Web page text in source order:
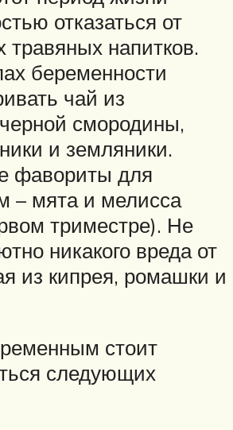
отказаться от
травяных напитков.
беременности
чай из
смородины,
и земляники.
фавориты для
– мята и мелисса
триместре). Не
никакого вреда от
из кипрея, ромашки и
стоит
следующих